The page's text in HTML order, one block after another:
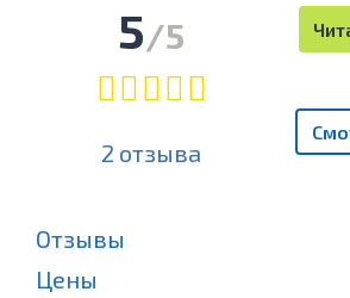
5/5
2 отзыва
Отзывы
Цены